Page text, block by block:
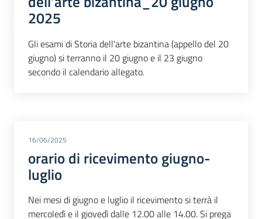
2025
Gli esami di Storia dell'arte bizantina (appello del 20
giugno) si terranno il 20 giugno e il 23 giugno
secondo il calendario allegato.
16/06/2025
orario di ricevimento giugno-
luglio
Nei mesi di giugno e luglio il ricevimento si terrà il
mercoledì e il giovedì dalle 12.00 alle 14.00. Si prega